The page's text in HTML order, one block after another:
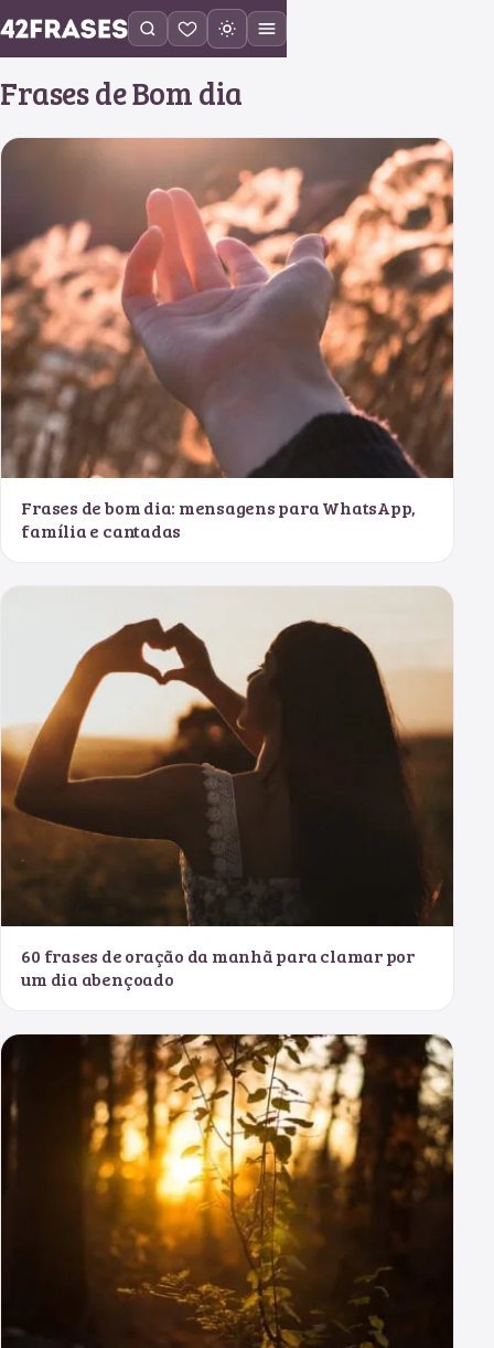
Frases de Bom dia
Frases de bom dia: mensagens para WhatsApp,
família e cantadas
60 frases de oração da manhã para clamar por
um dia abençoado